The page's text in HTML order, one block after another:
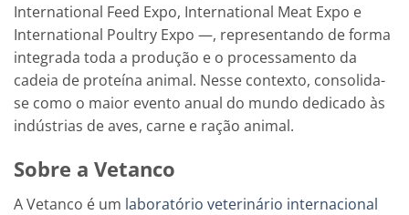
International Feed Expo, International Meat Expo e
International Poultry Expo —, representando de forma
integrada toda a produção e o processamento da
cadeia de proteína animal. Nesse contexto, consolida-
se como o maior evento anual do mundo dedicado às
indústrias de aves, carne e ração animal.
Sobre a Vetanco
A Vetanco é um laboratório veterinário internacional